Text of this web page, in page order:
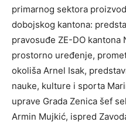
primarnog sektora
dobojskog kantona:
pravosuđe ZE-DO
prostorno uređenje,
okoliša Arnel Isak,
nauke, kulture i sporta
uprave Grada Zenica šef
Armin Mujkić, ispred